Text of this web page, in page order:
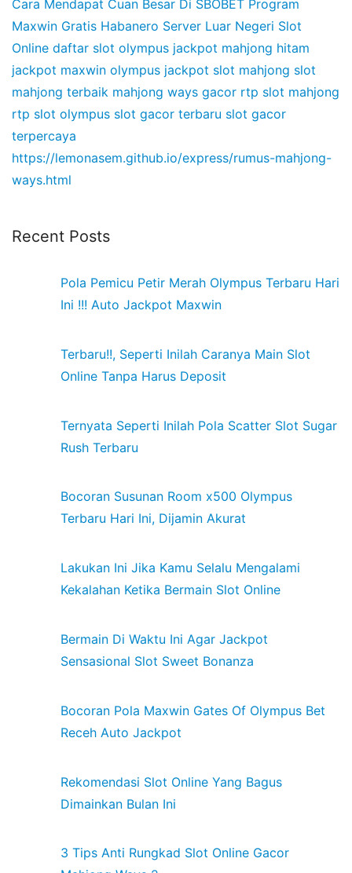
Cara Mendapat Cuan Besar Di SBOBET Program
Maxwin Gratis Habanero Server Luar Negeri Slot
Online daftar slot olympus jackpot mahjong hitam
jackpot maxwin olympus jackpot slot mahjong slot
mahjong terbaik mahjong ways gacor rtp slot mahjong
rtp slot olympus slot gacor terbaru slot gacor
terpercaya
https://lemonasem.github.io/express/rumus-mahjong-
ways.html
Recent Posts
Pola Pemicu Petir Merah Olympus Terbaru Hari
Ini !!! Auto Jackpot Maxwin
Terbaru!!, Seperti Inilah Caranya Main Slot
Online Tanpa Harus Deposit
Ternyata Seperti Inilah Pola Scatter Slot Sugar
Rush Terbaru
Bocoran Susunan Room x500 Olympus
Terbaru Hari Ini, Dijamin Akurat
Lakukan Ini Jika Kamu Selalu Mengalami
Kekalahan Ketika Bermain Slot Online
Bermain Di Waktu Ini Agar Jackpot
Sensasional Slot Sweet Bonanza
Bocoran Pola Maxwin Gates Of Olympus Bet
Receh Auto Jackpot
Rekomendasi Slot Online Yang Bagus
Dimainkan Bulan Ini
3 Tips Anti Rungkad Slot Online Gacor